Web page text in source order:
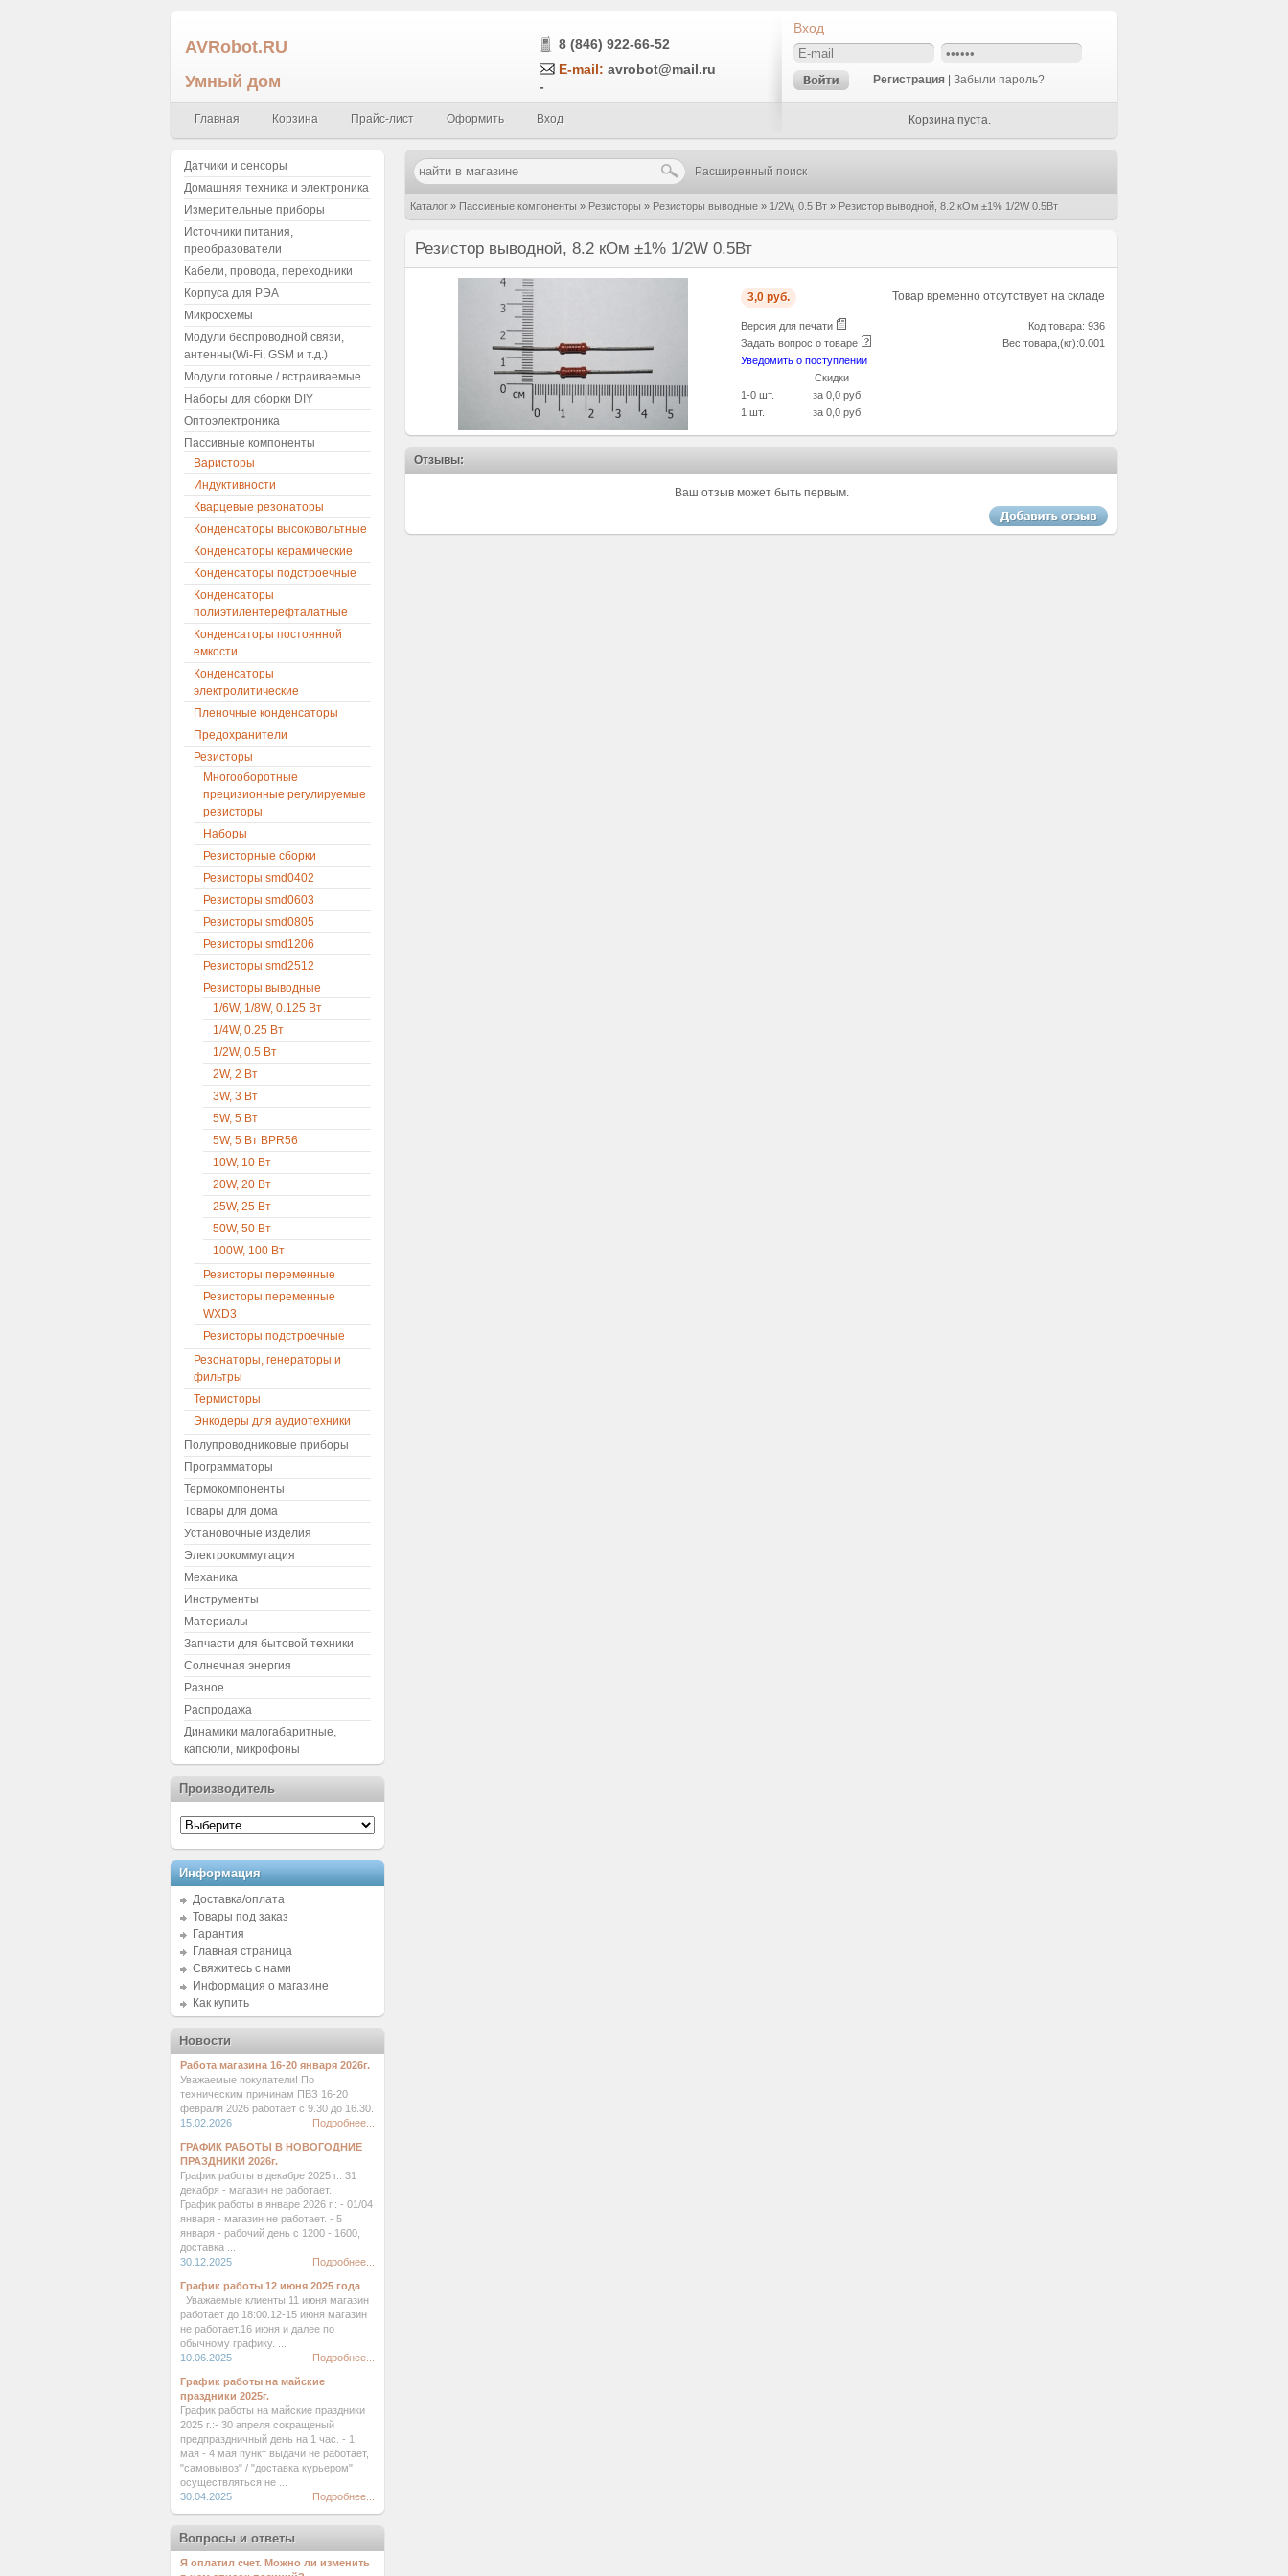
AVRobot.RU
Умный дом
8 (846) 922-66-52
E-mail: avrobot@mail.ru
-
Главная Корзина Прайс-лист Оформить Вход
Вход
Регистрация Забыли пароль?
Корзина пуста.
Расширенный поиск
Каталог » Пассивные компоненты » Резисторы » Резисторы выводные » 1/2W, 0.5 Вт » Резистор выводной, 8.2 кОм ±1% 1/2W 0.5Вт
Резистор выводной, 8.2 кОм ±1% 1/2W 0.5Вт
3,0 руб. Товар временно отсутствует на складе
Версия для печати
Задать вопрос о товаре
Уведомить о поступлении
Скидки
1-0 шт.
за 0,0 руб.
1 шт.
за 0,0 руб.
Код товара: 936
Вес товара,(кг):0.001
Отзывы:
Ваш отзыв может быть первым.
Датчики и сенсоры
Домашняя техника и электроника
Измерительные приборы
Источники питания,
преобразователи
Кабели, провода, переходники
Корпуса для РЭА
Микросхемы
Модули беспроводной связи,
антенны(Wi-Fi, GSM и т.д.)
Модули готовые / встраиваемые
Наборы для сборки DIY
Оптоэлектроника
Пассивные компоненты
Варисторы
Индуктивности
Кварцевые резонаторы
Конденсаторы высоковольтные
Конденсаторы керамические
Конденсаторы подстроечные
Конденсаторы
полиэтилентерефталатные
Конденсаторы постоянной
емкости
Конденсаторы
электролитические
Пленочные конденсаторы
Предохранители
Резисторы
Многооборотные
прецизионные регулируемые
резисторы
Наборы
Резисторные сборки
Резисторы smd0402
Резисторы smd0603
Резисторы smd0805
Резисторы smd1206
Резисторы smd2512
Резисторы выводные
1/6W, 1/8W, 0.125 Вт
1/4W, 0.25 Вт
1/2W, 0.5 Вт
2W, 2 Вт
3W, 3 Вт
5W, 5 Вт
5W, 5 Вт BPR56
10W, 10 Вт
20W, 20 Вт
25W, 25 Вт
50W, 50 Вт
100W, 100 Вт
Резисторы переменные
Резисторы переменные
WXD3
Резисторы подстроечные
Резонаторы, генераторы и
фильтры
Термисторы
Энкодеры для аудиотехники
Полупроводниковые приборы
Программаторы
Термокомпоненты
Товары для дома
Установочные изделия
Электрокоммутация
Механика
Инструменты
Материалы
Запчасти для бытовой техники
Солнечная энергия
Разное
Распродажа
Динамики малогабаритные,
капсюли, микрофоны
Производитель
Информация
Доставка/оплата
Товары под заказ
Гарантия
Главная страница
Свяжитесь с нами
Информация о магазине
Как купить
Новости
Работа магазина 16-20 января 2026г.
Уважаемые покупатели! По
техническим причинам ПВЗ 16-20
февраля 2026 работает с 9.30 до 16.30.
15.02.2026
Подробнее...
ГРАФИК РАБОТЫ В НОВОГОДНИЕ
ПРАЗДНИКИ 2026г.
График работы в декабре 2025 г.: 31
декабря - магазин не работает.
График работы в январе 2026 г.: - 01/04
января - магазин не работает. - 5
января - рабочий день с 1200 - 1600,
доставка ...
30.12.2025
Подробнее...
График работы 12 июня 2025 года
Уважаемые клиенты!11 июня магазин
работает до 18:00.12-15 июня магазин
не работает.16 июня и далее по
обычному графику. ...
10.06.2025
Подробнее...
График работы на майские
праздники 2025г.
График работы на майские праздники
2025 г.:- 30 апреля сокращеный
предпраздничный день на 1 час. - 1
мая - 4 мая пункт выдачи не работает,
"самовывоз" / "доставка курьером"
осуществляться не ...
30.04.2025
Подробнее...
Вопросы и ответы
Я оплатил счет. Можно ли изменить